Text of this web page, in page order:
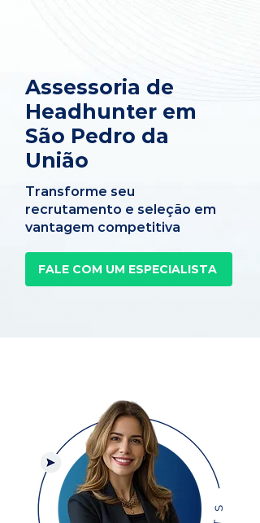
Assessoria de
Headhunter em
São Pedro da
União
Transforme seu
recrutamento e seleção em
vantagem competitiva
FALE COM UM ESPECIALISTA